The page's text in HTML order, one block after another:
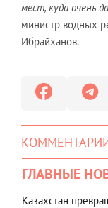
мест, куда очень
министр водных
Ибрайханов.
ГЛАВНЫЕ
Казахстан